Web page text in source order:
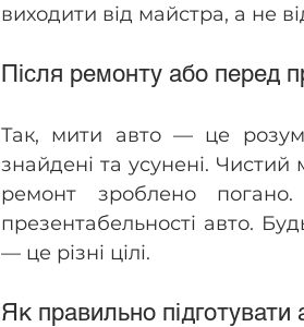
виходити від майстра, а не
Після ремонту або перед
Так, мити авто — це
знайдені та усунені. Чистий
ремонт зроблено
презентабельності авто.
— це різні цілі.
Як правильно підготувати